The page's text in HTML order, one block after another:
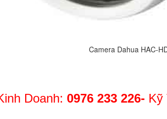
HDW1230SLP,
Doanh: 0976 233 226- Kỹ